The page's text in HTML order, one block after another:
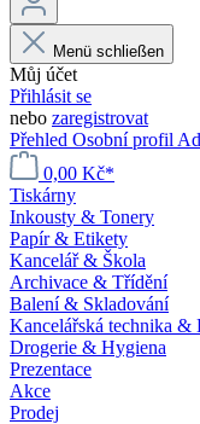
Menü schließen
Můj účet
Přihlásit se
nebo zaregistrovat
Přehled Osobní profil
0,00 Kč*
Tiskárny
Inkousty & Tonery
Papír & Etikety
Kancelář & Škola
Archivace & Třídění
Balení & Skladování
Kancelářská technika &
Drogerie & Hygiena
Prezentace
Akce
Prodej